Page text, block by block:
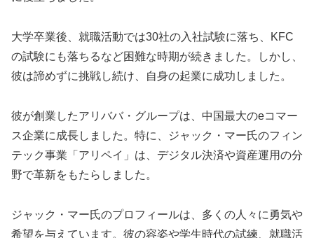
大学卒業後、就職活動では30社の入社試験に落ち、KFC
の試験にも落ちるなど困難な時期が続きました。しかし、
彼は諦めずに挑戦し続け、自身の起業に成功しました。
彼が創業したアリババ・グループは、中国最大のeコマー
ス企業に成長しました。特に、ジャック・マー氏のフィン
テック事業「アリペイ」は、デジタル決済や資産運用の分
野で革新をもたらしました。
ジャック・マー氏のプロフィールは、多くの人々に勇気や
希望を与えています。彼の容姿や学生時代の試練、就職活